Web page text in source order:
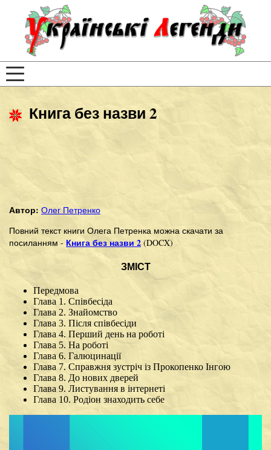
Книга без назви 2
Автор: Олег Петренко
Повний текст книги Олега Петренка можна скачати за
посиланням - Книга без назви 2 (DOCX)
ЗМІСТ
Передмова
Глава 1. Співбесіда
Глава 2. Знайомство
Глава 3. Після співбесіди
Глава 4. Перший день на роботі
Глава 5. На роботі
Глава 6. Галюцинації
Глава 7. Справжня зустріч із Прокопенко Інгою
Глава 8. До нових дверей
Глава 9. Листування в інтернеті
Глава 10. Родіон знаходить себе